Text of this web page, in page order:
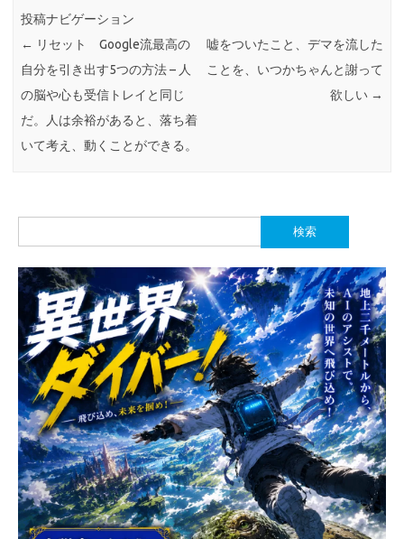
投稿ナビゲーション
← リセット Google流最高の
自分を引き出す5つの方法 – 人
の脳や心も受信トレイと同じ
だ。人は余裕があると、落ち着
いて考え、動くことができる。
嘘をついたこと、デマを流した
ことを、いつかちゃんと謝って
欲しい →
索: